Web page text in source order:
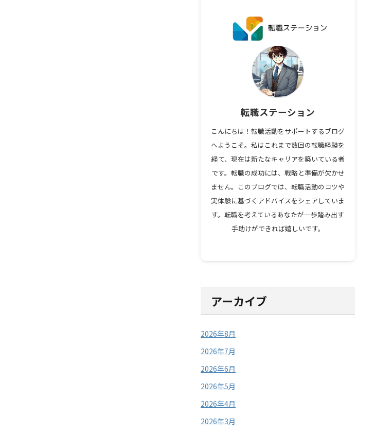
転職ステーション
こんにちは！転職活動をサポートするブログ
へようこそ。私はこれまで数回の転職経験を
経て、現在は新たなキャリアを築いている者
です。転職の成功には、戦略と準備が欠かせ
ません。このブログでは、転職活動のコツや
実体験に基づくアドバイスをシェアしていま
す。転職を考えているあなたが一歩踏み出す
手助けができれば嬉しいです。
アーカイブ
2026年8月
2026年7月
2026年6月
2026年5月
2026年4月
2026年3月